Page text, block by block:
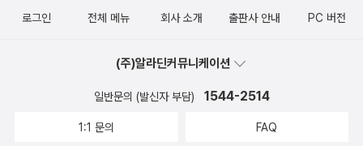
11,21... 이 칸에 제목을 썼더라구요. 제가 보기에도 이렇게 쓰는게 더
붙일 곳이 없어 이렇게 책상에 세워 두었습니다. 아이가 주로 책상에
기도 했지요.^^ 안그러면 워낙 글씨 쓰는걸 싫어하는 아이라 안 쓸것
같아서요. 이번 여름방학 아이는 신나서이렇게 보고싶은 책을 항상
감상문 대회 응모작’이라고 써주시고 응모 분야와 대상도서, 응모자
기 바랍니다.★ 응모작은 돌려드리지 않습니다.어린이대상 1명｜상
패와 장학금 30만원, 창비아동문고 1질우수상 10명｜상장과 장학금
창비아동문고 50권일반 대상 1명｜상패와 장학금 30만원, 창비아동
로그인 전체 메뉴 회사 소개 출판사 안내 PC 버전
(주)알라딘커뮤니케이션
일반문의 (발신자 부담) 1544-2514
1:1 문의 FAQ